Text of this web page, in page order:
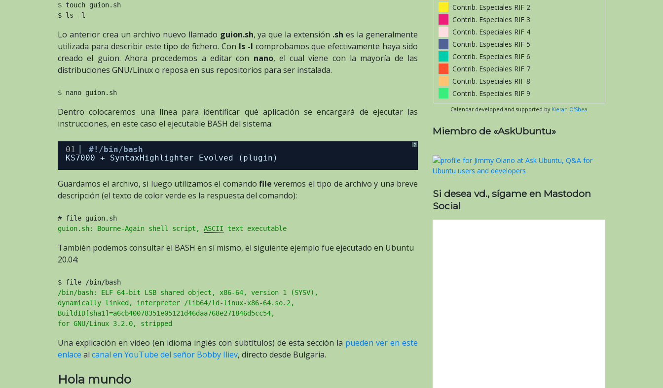
$ touch guion.sh
$ ls -l
Lo anterior crea un archivo nuevo llamado guion.sh, ya que la extensión .sh es la generalmente
utilizada para describir este tipo de fichero. Con ls -l comprobamos que efectivamente haya sido
creado el guion. Ahora procedemos a editar con nano, el cual viene con la mayoría de las
distribuciones GNU/Linux o reposa en sus repositorios para ser instalada.
$ nano guion.sh
Dentro colocaremos una línea para identificar qué aplicación se encargará de ejecutar las
instrucciones, en este caso el ejecutable BASH del sistema:
?
KS7000 + SyntaxHighlighter Evolved (plugin)
01 #!/bin/bash
Guardamos el archivo, si luego utilizamos el comando file veremos el tipo de archivo y una breve
descripción (el texto de color verde es la respuesta del comando):
# file guion.sh
guion.sh: Bourne-Again shell script, ASCII text executable
También podemos consultar el BASH en sí mismo, el siguiente ejemplo fue ejecutado en Ubuntu
20.04:
$ file /bin/bash
/bin/bash: ELF 64-bit LSB shared object, x86-64, version 1 (SYSV),
dynamically linked, interpreter /lib64/ld-linux-x86-64.so.2,
BuildID[sha1]=a6cb40078351e05121d46daa768e271846d5cc54,
for GNU/Linux 3.2.0, stripped
Una explicación en vídeo (en idioma inglés con subtítulos) de esta sección la pueden ver en este
enlace al canal en YouTube del señor Bobby Iliev, directo desde Bulgaria.
Hola mundo
Contrib. Especiales RIF 2
Contrib. Especiales RIF 3
Contrib. Especiales RIF 4
Contrib. Especiales RIF 5
Contrib. Especiales RIF 6
Contrib. Especiales RIF 7
Contrib. Especiales RIF 8
Contrib. Especiales RIF 9
Calendar developed and supported by Kieran O'Shea
Miembro de «AskUbuntu»
Si desea vd., sígame en Mastodon
Social